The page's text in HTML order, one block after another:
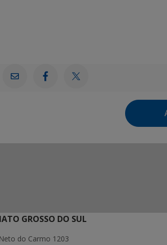
GROSSO DO SUL
do Carmo 1203